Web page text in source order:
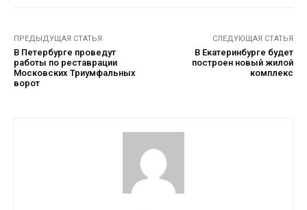
ПРЕДЫДУЩАЯ СТАТЬЯ
В Петербурге проведут
работы по реставрации
Московских Триумфальных
ворот
СЛЕДУЮЩАЯ СТАТЬЯ
В Екатеринбурге будет
построен новый жилой
комплекс